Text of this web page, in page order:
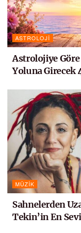
ASTROLOJI
Astrolojiye Göre
Yoluna Girecek
MÜZIK
Sahnelerden
Tekin’in En